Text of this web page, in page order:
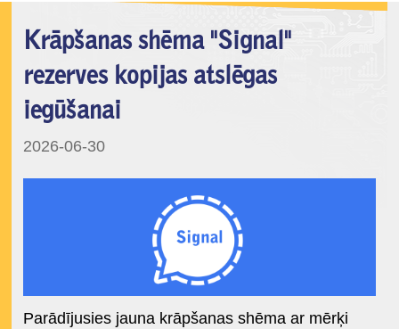
Krāpšanas shēma "Signal"
rezerves kopijas atslēgas
iegūšanai
2026-06-30
Parādījusies jauna krāpšanas shēma ar mērķi